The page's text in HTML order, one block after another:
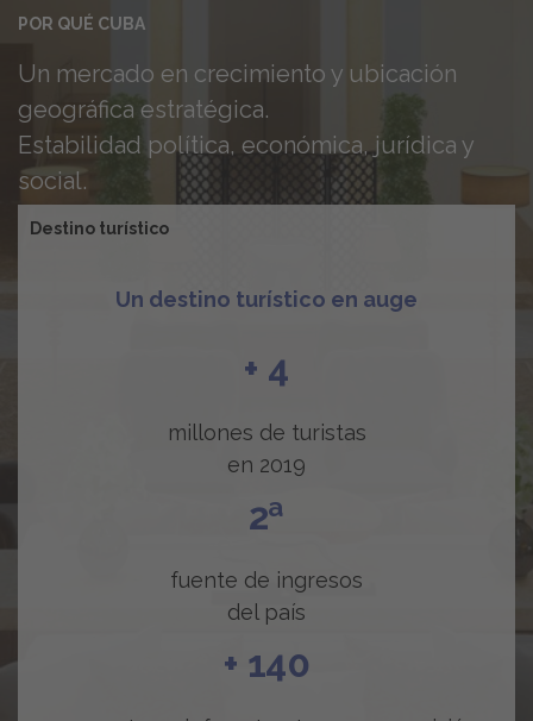
POR QUÉ CUBA
Un mercado en crecimiento y ubicación
geográfica estratégica.
Estabilidad política, económica, jurídica y
social.
Destino turístico
Un destino turístico en auge
+ 4
millones de turistas
en 2019
2ª
fuente de ingresos
del país
+ 140